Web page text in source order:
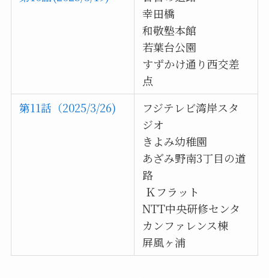
幸田橋
和敬塾本館
若葉台公園
すずかけ通り西交差
点
第11話（2025/3/26)
フジテレビ湾岸スタ
ジオ
きよみ幼稚園
あざみ野南3丁目の道
路
Ｋフラット
NTT中央研修センタ
カンファレンス棟
屛風ヶ浦